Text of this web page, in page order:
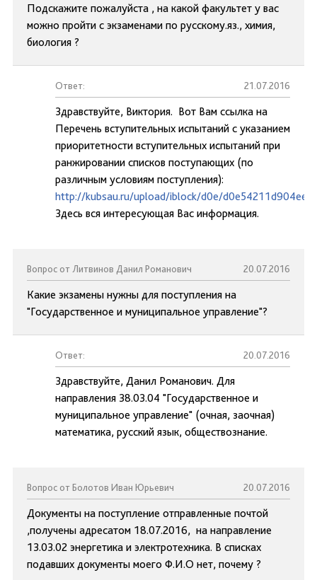
Подскажите пожалуйста , на какой факультет у вас
можно пройти с экзаменами по русскому.яз., химия,
биология ?
Ответ: 21.07.2016
Здравствуйте, Виктория. Вот Вам ссылка на
Перечень вступительных испытаний с указанием
приоритетности вступительных испытаний при
ранжировании списков поступающих (по
различным условиям поступления):
http://kubsau.ru/upload/iblock/d0e/
Здесь вся интересующая Вас информация.
Вопрос от Литвинов Данил Романович 20.07.2016
Какие экзамены нужны для поступления на
"Государственное и муниципальное управление"?
Ответ: 20.07.2016
Здравствуйте, Данил Романович. Для
направления 38.03.04 "Государственное и
муниципальное управление" (очная, заочная)
математика, русский язык, обществознание.
Вопрос от Болотов Иван Юрьевич 20.07.2016
Документы на поступление отправленные почтой
,получены адресатом 18.07.2016, на направление
13.03.02 энергетика и электротехника. В списках
подавших документы моего Ф.И.О нет, почему ?